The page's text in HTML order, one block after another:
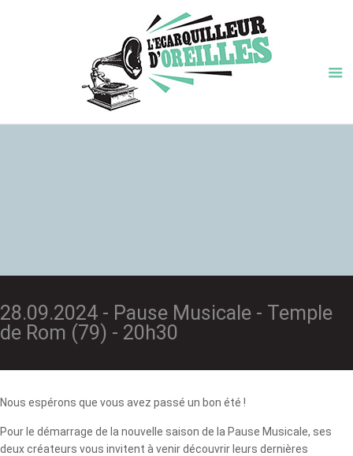
28.09.2024 - Pause Musicale - Temple
de Rom (79) - 20h30
Nous espérons que vous avez passé un bon été !
Pour le démarrage de la nouvelle saison de la Pause Musicale, ses
deux créateurs vous invitent à venir découvrir leurs dernières